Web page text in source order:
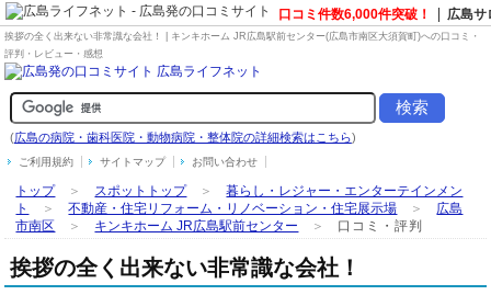
口コミ件数6,000件突破！ 広島サ
挨拶の全く出来ない非常識な会社！ | キンキホーム JR広島駅前センター(広島市南区大須賀町)への口コミ・
評判・レビュー・感想
(広島の病院・歯科医院・動物病院・整体院の詳細検索はこちら)
ご利用規約 サイトマップ お問い合わせ
トップ＞ スポットトップ＞暮らし・レジャー・エンターテインメン
ト
＞不動産・住宅リフォーム・リノベーション・住宅展示場 ＞ 広島
市南区
＞ キンキホーム JR広島駅前センター ＞ 口コミ・評判
挨拶の全く出来ない非常識な会社！